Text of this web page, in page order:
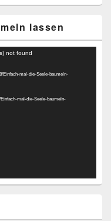
lassen
not found
Einfach-mal-die-Seele-baumeln-
Einfach-mal-die-Seele-baumeln-